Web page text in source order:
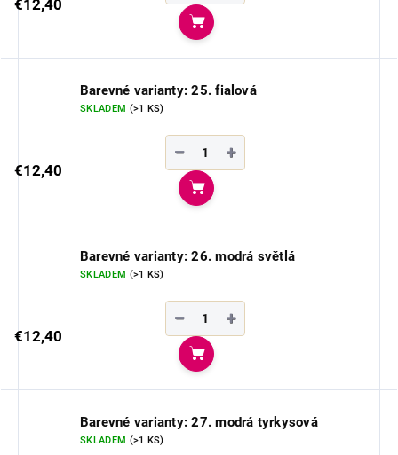
€12,40
Do košíka
Barevné varianty: 25. fialová
SKLADEM (>1 KS)
€12,40
+
−
Do košíka
Barevné varianty: 26. modrá světlá
SKLADEM (>1 KS)
€12,40
+
−
Do košíka
Barevné varianty: 27. modrá tyrkysová
SKLADEM (>1 KS)